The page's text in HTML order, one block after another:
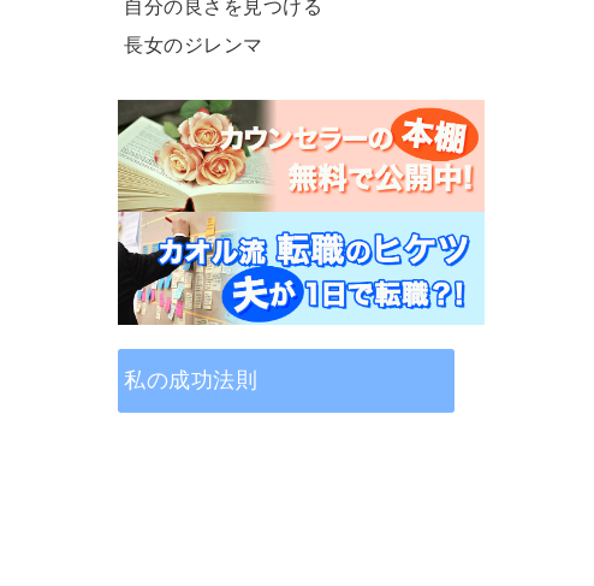
長女のジレンマ
私の成功法則